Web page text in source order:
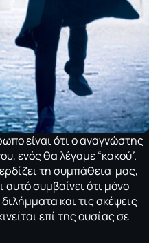
είναι ότι ο αναγνώστης
ενός θα λέγαμε “κακού”.
τη συμπάθεια μας,
αυτό συμβαίνει ότι μόνο
και τις σκέψεις
επί της ουσίας σε